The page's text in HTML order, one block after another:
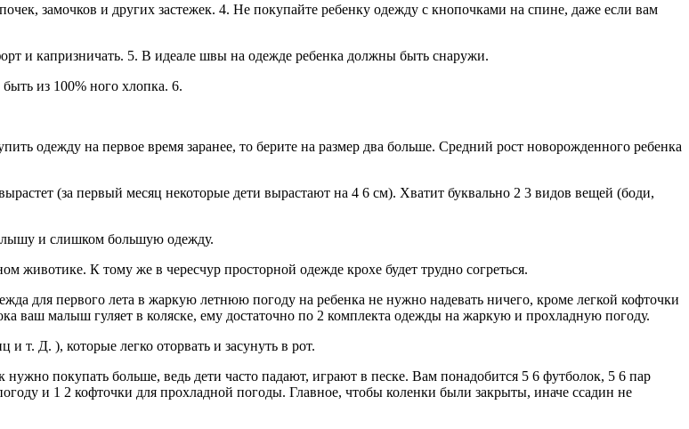
замочков и других застежек. 4. Не покупайте ребенку одежду с кнопочками на спине, даже если вам
и капризничать. 5. В идеале швы на одежде ребенка должны быть снаружи.
из 100% ного хлопка. 6.
одежду на первое время заранее, то берите на размер два больше. Средний рост новорожденного ребенка
(за первый месяц некоторые дети вырастают на 4 6 см). Хватит буквально 2 3 видов вещей (боди,
и слишком большую одежду.
животике. К тому же в чересчур просторной одежде крохе будет трудно согреться.
для первого лета в жаркую летнюю погоду на ребенка не нужно надевать ничего, кроме легкой кофточки
ваш малыш гуляет в коляске, ему достаточно по 2 комплекта одежды на жаркую и прохладную погоду.
т. Д. ), которые легко оторвать и засунуть в рот.
покупать больше, ведь дети часто падают, играют в песке. Вам понадобится 5 6 футболок, 5 6 пар
и 1 2 кофточки для прохладной погоды. Главное, чтобы коленки были закрыты, иначе ссадин не